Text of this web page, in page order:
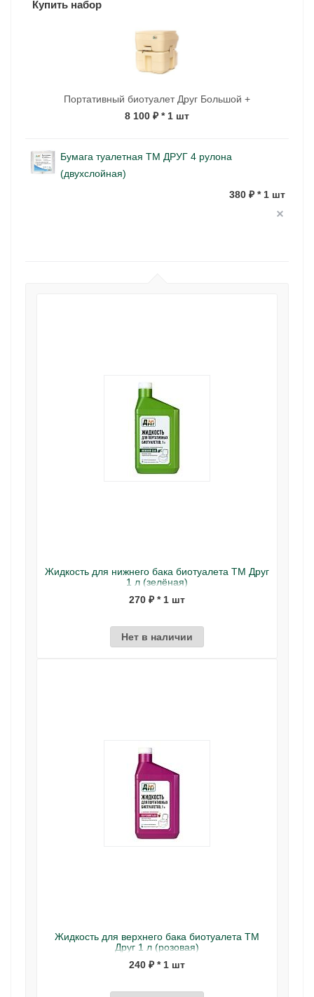
Купить набор
Портативный биотуалет Друг Большой +
8 100 ₽* 1 шт
Бумага туалетная ТМ ДРУГ 4 рулона
(двухслойная)
380 ₽ * 1 шт
Жидкость для нижнего бака биотуалета ТМ Друг
1 л (зелёная)
270 ₽ * 1 шт
Нет в наличии
Жидкость для верхнего бака биотуалета ТМ
Друг 1 л (розовая)
240 ₽ * 1 шт